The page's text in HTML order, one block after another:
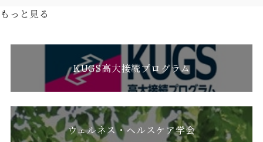
もっと見る
KUGS高大接続プログラム
ウェルネス・ヘルスケア学会